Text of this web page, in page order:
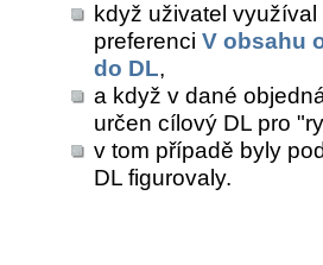
když uživatel
preferenci V obsahu
do DL,
a když v dané
určen cílový DL pro
v tom případě byly
DL figurovaly.